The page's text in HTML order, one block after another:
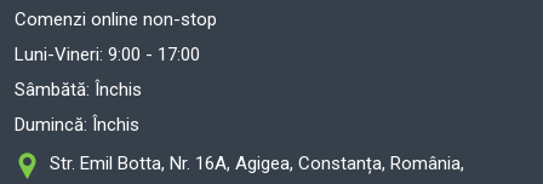
Comenzi online non-stop
Luni-Vineri: 9:00 - 17:00
Sâmbătă: Închis
Dumincă: Închis
Str. Emil Botta, Nr. 16A, Agigea, Constanța, România,